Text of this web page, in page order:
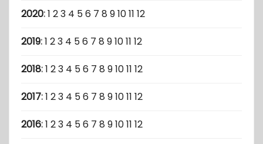
2020:1 23 4 56 7 8 91011 12
2019:1 23 4 56 7 8 91011 12
2018:1 23 4 56 7 8 91011 12
2017:1 23 4 56 7 8 91011 12
2016:1 23 4 56 7 8 91011 12